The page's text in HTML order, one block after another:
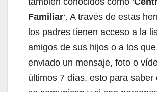
Familiar‘. A través de estas
los padres tienen acceso a la
amigos de sus hijos o a los
enviado un mensaje, foto o
últimos 7 días, esto para saber